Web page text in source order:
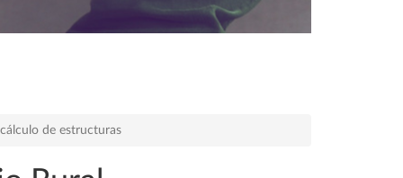
de estructuras